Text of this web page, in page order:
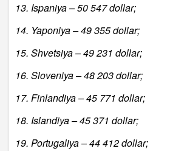
13. Ispaniya – 50 547 dollar;
14. Yaponiya – 49 355 dollar;
15. Shvetsiya – 49 231 dollar;
16. Sloveniya – 48 203 dollar;
17. Finlandiya – 45 771 dollar;
18. Islandiya – 45 371 dollar;
19. Portugaliya – 44 412 dollar;